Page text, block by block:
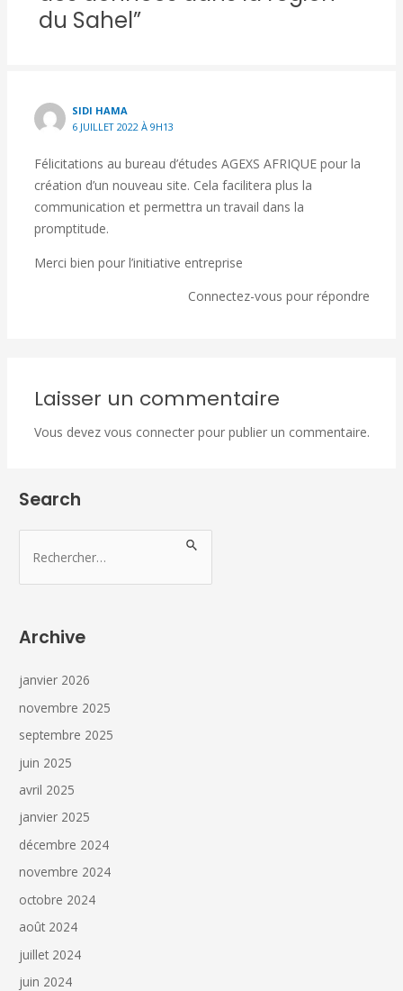
du Sahel”
SIDI HAMA
6 JUILLET 2022 À 9H13
Félicitations au bureau d’études AGEXS AFRIQUE pour la
création d’un nouveau site. Cela facilitera plus la
communication et permettra un travail dans la
promptitude.
Merci bien pour l’initiative entreprise
Connectez-vous pour répondre
Laisser un commentaire
Vous devez vous connecterpour publier un commentaire.
Search
Archive
janvier 2026
novembre 2025
septembre 2025
juin 2025
avril 2025
janvier 2025
décembre 2024
novembre 2024
octobre 2024
août 2024
juillet 2024
juin 2024